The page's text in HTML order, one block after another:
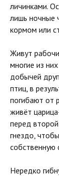
личинками.
лишь ночные
кормом или
Живут
многие из
добычей
птиц, в
погибают от
живёт
перед
гнездо,
собственную
Нередко